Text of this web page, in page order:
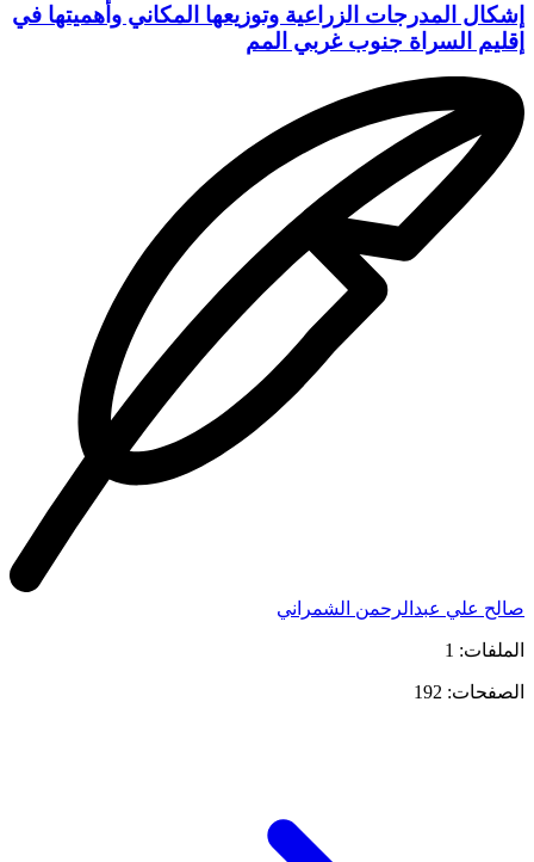
إشكال المدرجات الزراعية وتوزيعها المكاني وأهميتها في
إقليم السراة جنوب غربي المم
صالح علي عبدالرحمن الشمراني
الملفات: 1
الصفحات: 192